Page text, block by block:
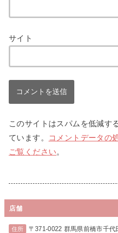
サイト
このサイトはスパムを低減す
ています。
コメントデータの
ご覧ください。
店舗
住所 〒371-0022 群馬県前橋市千代